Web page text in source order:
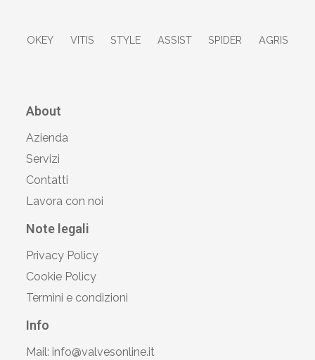
OKEY VITIS STYLE ASSIST SPIDER AGRIS
About
Azienda
Servizi
Contatti
Lavora con noi
Note legali
Privacy Policy
Cookie Policy
Termini e condizioni
Info
Mail: info@valvesonline.it